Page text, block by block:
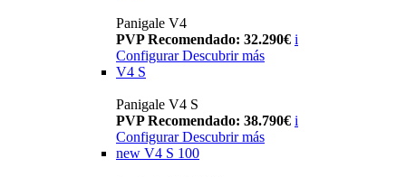
Panigale V4
PVP Recomendado: 32.290€ i
Configurar Descubrir más
V4 S
Panigale V4 S
PVP Recomendado: 38.790€ i
Configurar Descubrir más
new V4 S 100